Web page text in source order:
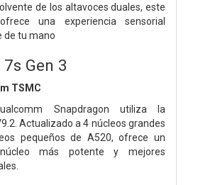
de los altavoces duales, este
una experiencia sensorial
de tu mano
Gen 3
TSMC
Snapdragon utiliza la
Actualizado a 4 núcleos grandes
pequeños de A520, ofrece un
más potente y mejores